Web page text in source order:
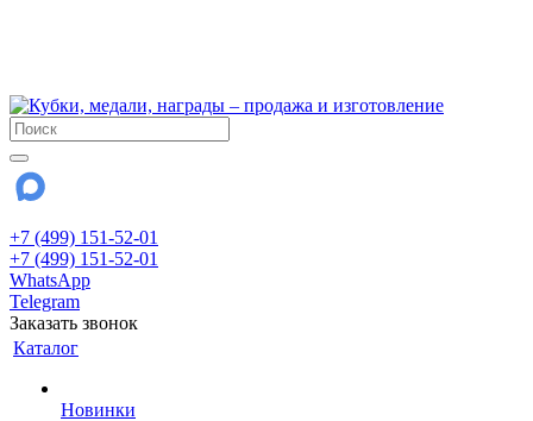
+7 (499) 151-52-01
+7 (499) 151-52-01
WhatsApp
Telegram
Заказать звонок
Каталог
Новинки